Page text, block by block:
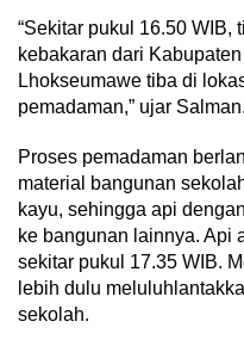
“Sekitar pukul 16.50 WIB,
kebakaran dari
Lhokseumawe tiba di
pemadaman,” ujar Salman.
Proses pemadaman
material bangunan
kayu, sehingga api
ke bangunan lainnya. Api
sekitar pukul 17.35 WIB.
lebih dulu
sekolah.